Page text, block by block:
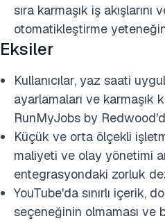
sıra karmaşık iş
otomatikleştirme
Eksiler
Kullanıcılar, yaz saati
ayarlamaları ve karmaşık
RunMyJobs by
Küçük ve orta ölçekli
maliyeti ve olay yönetimi
entegrasyondaki zorluk
YouTube'da sınırlı içerik,
seçeneğinin olmaması ve